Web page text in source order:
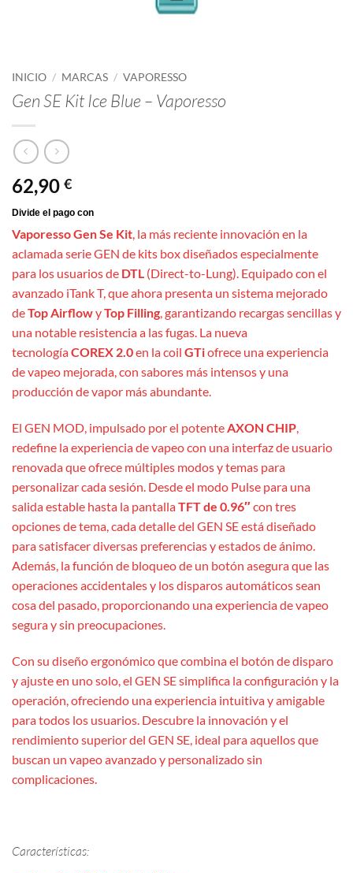
INICIO / MARCAS / VAPORESSO
Gen SE Kit Ice Blue – Vaporesso
62,90 €
Vaporesso Gen Se Kit, la más reciente innovación en la
aclamada serie GEN de kits box diseñados especialmente
para los usuarios de DTL (Direct-to-Lung). Equipado con el
avanzado iTank T, que ahora presenta un sistema mejorado
deTop AirflowyTop Filling, garantizando recargas sencillas y
una notable resistencia a las fugas. La nueva
tecnologíaCOREX 2.0en la coil GTiofrece una experiencia
de vapeo mejorada, con sabores más intensos y una
producción de vapor más abundante.
El GEN MOD, impulsado por el potenteAXON CHIP,
redefine la experiencia de vapeo con una interfaz de usuario
renovada que ofrece múltiples modos y temas para
personalizar cada sesión. Desde el modo Pulse para una
salida estable hasta la pantallaTFT de 0.96″con tres
opciones de tema, cada detalle del GEN SE está diseñado
para satisfacer diversas preferencias y estados de ánimo.
Además, la función de bloqueo de un botón asegura que las
operaciones accidentales y los disparos automáticos sean
cosa del pasado, proporcionando una experiencia de vapeo
segura y sin preocupaciones.
Con su diseño ergonómico que combina el botón de disparo
y ajuste en uno solo, el GEN SE simplifica la configuración y la
operación, ofreciendo una experiencia intuitiva y amigable
para todos los usuarios. Descubre la innovación y el
rendimiento superior del GEN SE, ideal para aquellos que
buscan un vapeo avanzado y personalizado sin
complicaciones.
Características: